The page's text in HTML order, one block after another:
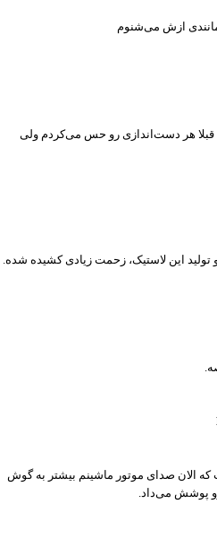
ازش می‌شنوم
قبلا هر دست‌اندازی رو حس می‌کردم ولی
این لاستیک، زحمت زیادی کشیده شده.
الان صدای موتور ماشینم بیشتر به گوش
پوشش می‌داد.